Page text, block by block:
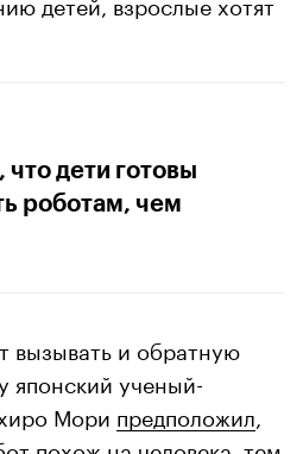
дети готовы
роботам, чем
вызывать и обратную
японский ученый-
Мори предположил